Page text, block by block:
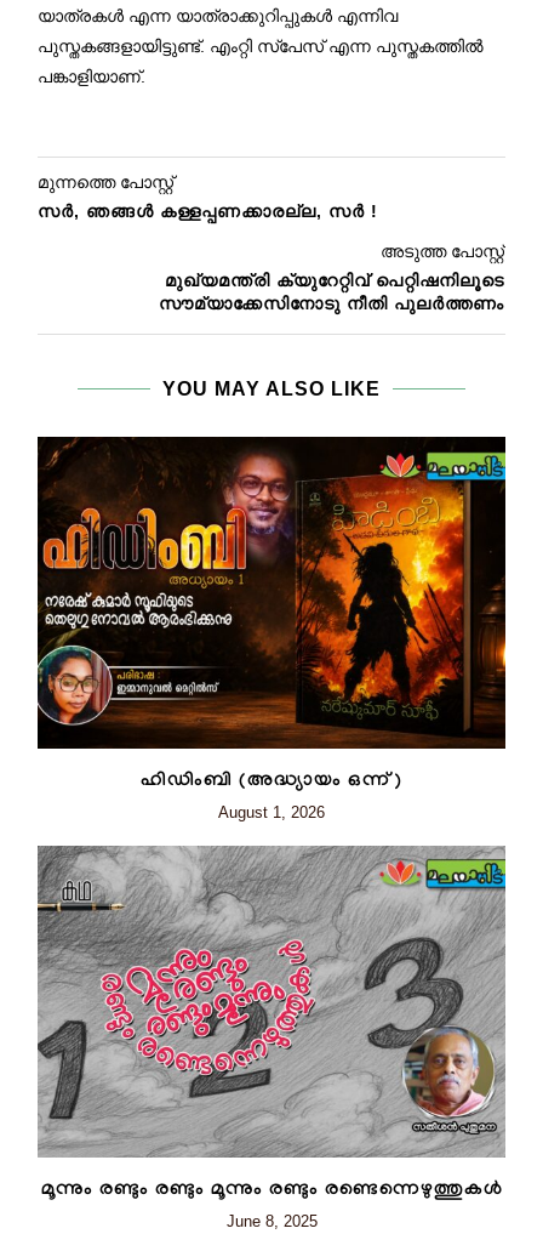
യാത്രകൾ എന്ന യാത്രാക്കുറിപ്പുകൾ എന്നിവ
പുസ്തകങ്ങളായിട്ടുണ്ട്. എംറ്റി സ്പേസ് എന്ന പുസ്തകത്തിൽ
പങ്കാളിയാണ്.
മുന്നത്തെ പോസ്റ്റ്
സര്‍, ഞങ്ങള്‍ കള്ളപ്പണക്കാരല്ല, സര്‍ !
അടുത്ത പോസ്റ്റ്
മുഖ്യമന്ത്രി ക്യുറേറ്റിവ് പെറ്റിഷനിലൂടെ
സൗമ്യാക്കേസിനോടു നീതി പുലർത്തണം
YOU MAY ALSO LIKE
ഹിഡിംബി (അദ്ധ്യായം ഒന്ന്)
August 1, 2026
മൂന്നും രണ്ടും രണ്ടും മൂന്നും രണ്ടും രണ്ടെന്നെഴുത്തുകൾ
June 8, 2025